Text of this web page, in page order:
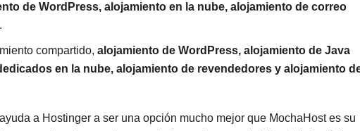
de WordPress, alojamiento en la nube, alojamiento de correo
.
compartido, alojamiento de WordPress, alojamiento de Java
en la nube, alojamiento de revendedores y alojamiento
a Hostinger a ser una opción mucho mejor que MochaHost es su